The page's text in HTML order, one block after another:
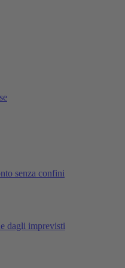
senza confini
dagli imprevisti